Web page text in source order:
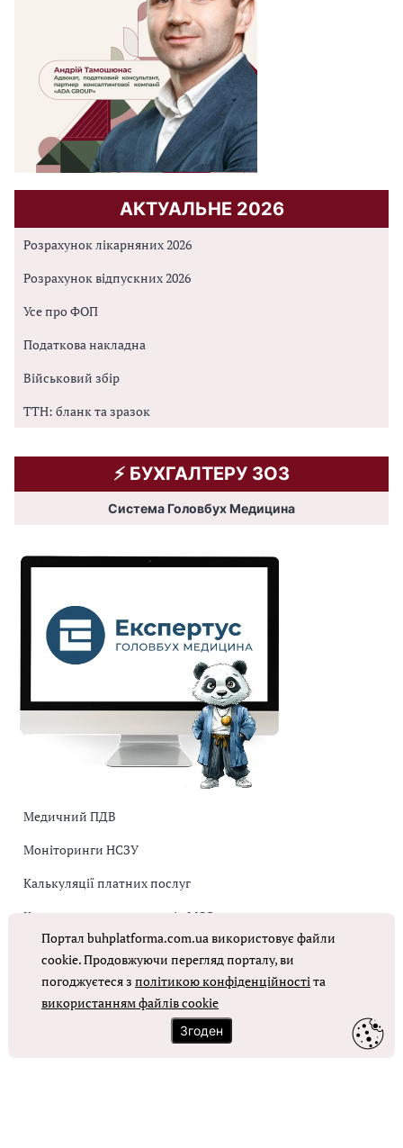
АКТУАЛЬНЕ 2026
Розрахунок лікарняних 2026
Розрахунок відпускних 2026
Усе про ФОП
Податкова накладна
Військовий збір
ТТН: бланк та зразок
⚡️ БУХГАЛТЕРУ ЗОЗ
Система Головбух Медицина
Медичний ПДВ
Моніторинги НСЗУ
Калькуляції платних послуг
Коригувальна накладна від МОЗ
Оплата праці в КНП
ОТРИМАТИ ДОСТУП
Портал buhplatforma.com.ua використовує файли
cookie. Продовжуючи перегляд порталу, ви
погоджуєтеся зполітикою конфіденційностіта
використанням файлів cookie
Згоден